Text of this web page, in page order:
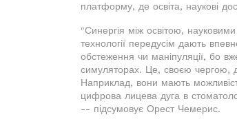
платформу, де освіта, наукові
"Синергія між освітою,
технології передусім дають
обстеження чи маніпуляції, бо
симуляторах. Це, своєю чергою,
Наприклад, вони мають
цифрова лицева дуга в
-- підсумовує Орест Чемерис.